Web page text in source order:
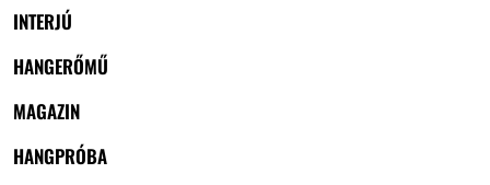
INTERJÚ
HANGERŐMŰ
MAGAZIN
HANGPRÓBA